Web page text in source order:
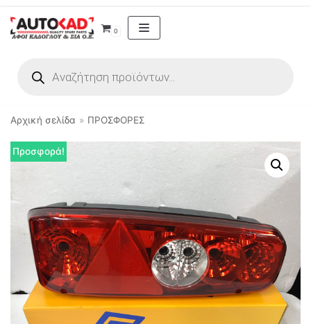
Μεταπηδήστε
στο
0
Αρχική σελίδα » ΠΡΟΣΦΟΡΕΣ
Προσφορά!